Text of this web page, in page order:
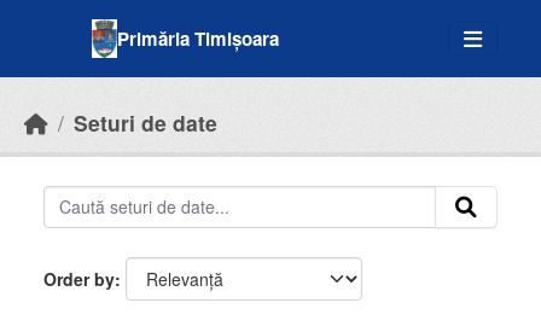
Primăria Timișoara
Seturi de date
Order by